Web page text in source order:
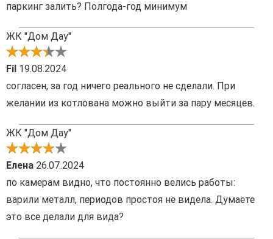
паркинг залить? Полгода-год минимум
ЖК "Дом Дау"
Fil 19.08.2024
согласен, за год ничего реального не сделали. При
желании из котлована можно выйти за пару месяцев.
ЖК "Дом Дау"
Елена 26.07.2024
по камерам видно, что постоянно велись работы:
варили металл, периодов простоя не видела. Думаете
это все делали для вида?